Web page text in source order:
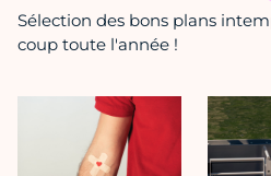
Sélection des bons plans
coup toute l'année !